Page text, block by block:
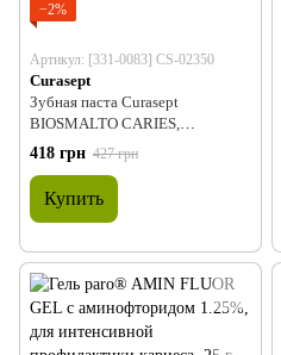
−2%
Артикул: [331-0083] CS-02350
Curasept
Зубная паста Curasept
BIOSMALTO CARIES,
ABRASION AND EROSION, 75мл
418 грн 427 грн
Купить